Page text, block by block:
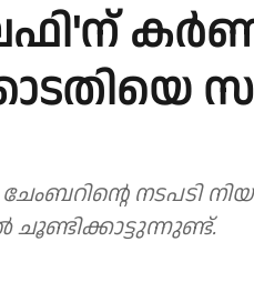
നടപടി
ചൂണ്ടിക്കാട്ടുന്നുണ്ട്.